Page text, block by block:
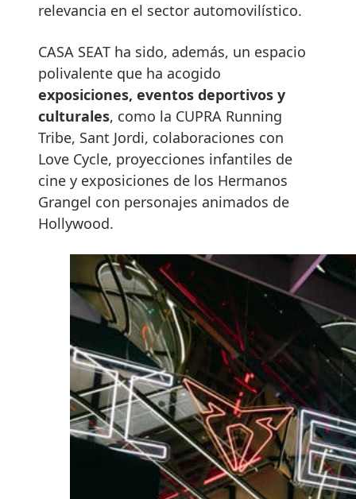
relevancia en el sector automovilístico.
CASA SEAT ha sido, además, un espacio
polivalente que ha acogido
exposiciones, eventos deportivos y
culturales, como la CUPRA Running
Tribe, Sant Jordi, colaboraciones con
Love Cycle, proyecciones infantiles de
cine y exposiciones de los Hermanos
Grangel con personajes animados de
Hollywood.